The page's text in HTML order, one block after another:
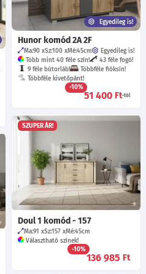
Egyedileg is!
Hunor komód 2A 2F
Ma:90 Sz:100 Mé:45cm
Egyedileg is!
Több mint 40 féle szín!
43 féle fogó!
9 féle bútorláb!
Többféle fióksín!
Többféle kivetőpánt!
-10%
51 400 Ft-tól
SZUPER ÁR!
Doul 1 komód - 157
Ma:91 Sz:157 Mé:45cm
Választható színek!
-10%
136 985 Ft